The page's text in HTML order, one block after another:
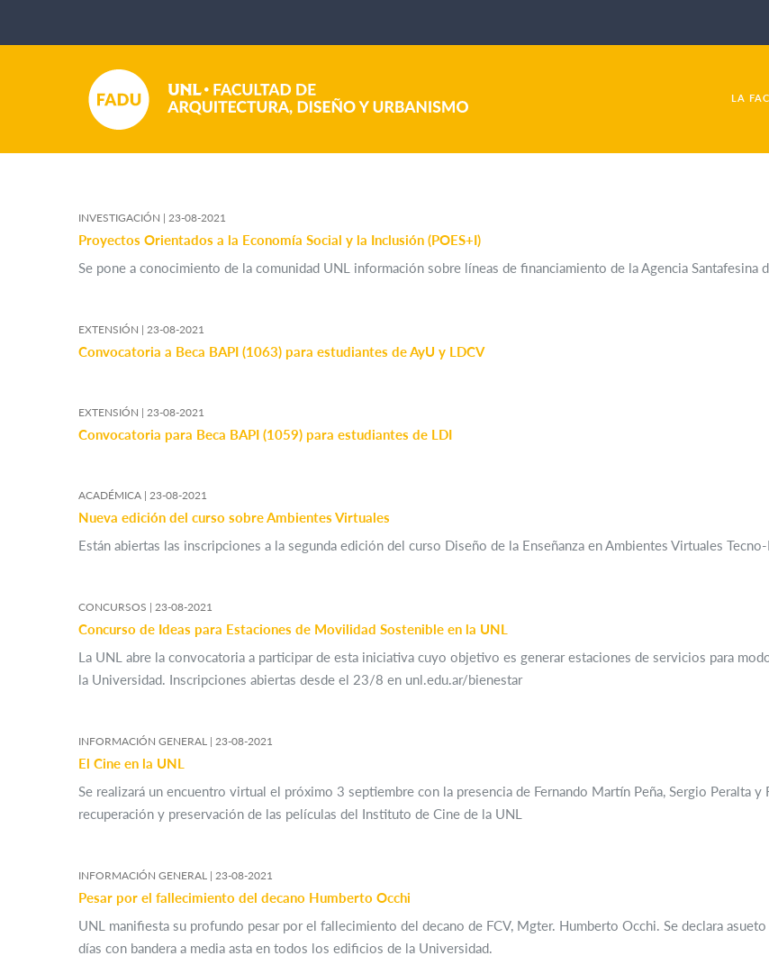
LA
INVESTIGACIÓN | 23-08-2021
Proyectos Orientados a la Economía Social y la Inclusión (POES+I)
Se pone a conocimiento de la comunidad UNL información sobre líneas de financiamiento de la Agencia Santafesina
EXTENSIÓN | 23-08-2021
Convocatoria a Beca BAPI (1063) para estudiantes de AyU y LDCV
EXTENSIÓN | 23-08-2021
Convocatoria para Beca BAPI (1059) para estudiantes de LDI
ACADÉMICA | 23-08-2021
Nueva edición del curso sobre Ambientes Virtuales
Están abiertas las inscripciones a la segunda edición del curso Diseño de la Enseñanza en Ambientes Virtuales Tecno-
CONCURSOS | 23-08-2021
Concurso de Ideas para Estaciones de Movilidad Sostenible en la UNL
La UNL abre la convocatoria a participar de esta iniciativa cuyo objetivo es generar estaciones de servicios para
la Universidad. Inscripciones abiertas desde el 23/8 en unl.edu.ar/bienestar
INFORMACIÓN GENERAL | 23-08-2021
El Cine en la UNL
​Se realizará un encuentro virtual el próximo 3 septiembre con la presencia de Fernando Martín Peña, Sergio Peralta
recuperación y preservación de las películas del Instituto de Cine de la UNL
INFORMACIÓN GENERAL | 23-08-2021
Pesar por el fallecimiento del decano Humberto Occhi
UNL manifiesta su profundo pesar por el fallecimiento del decano de FCV, Mgter. Humberto Occhi. Se declara
días con bandera a media asta en todos los edificios de la Universidad.